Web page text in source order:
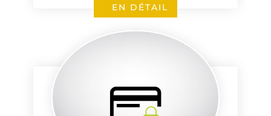
EN DÉTAIL